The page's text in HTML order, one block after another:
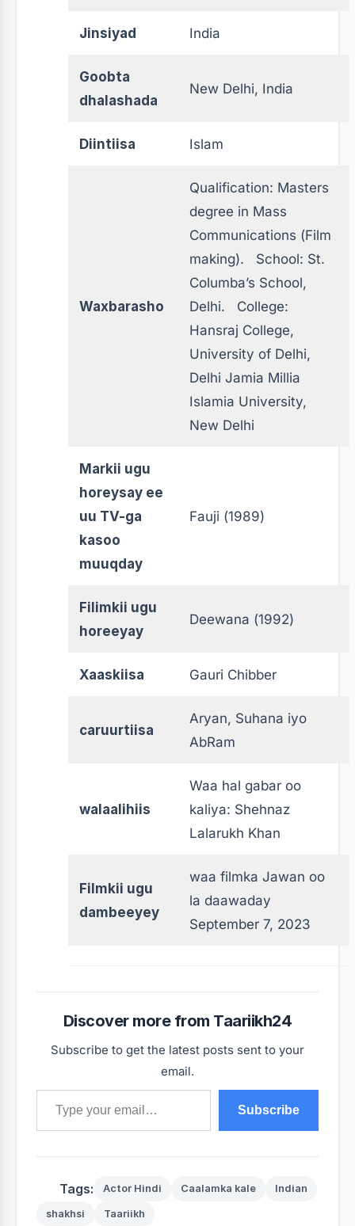
Jinsiyad India
Goobta
dhalashada
New Delhi, India
Diintiisa Islam
Waxbarasho
Qualification: Masters
degree in Mass
Communications (Film
making). School: St.
Columba’s School,
Delhi. College:
Hansraj College,
University of Delhi,
Delhi Jamia Millia
Islamia University,
New Delhi
Markii ugu
horeysay ee
uu TV-ga
kasoo
muuqday
Fauji (1989)
Filimkii ugu
horeeyay
Deewana (1992)
Xaaskiisa Gauri Chibber
caruurtiisa
Aryan, Suhana iyo
AbRam
walaalihiis
Waa hal gabar oo
kaliya: Shehnaz
Lalarukh Khan
Filmkii ugu
dambeeyey
waa filmka Jawan oo
la daawaday
September 7, 2023
Discover more from Taariikh24
Subscribe to get the latest posts sent to your
email.
Type your email…
Subscribe
Tags: Actor Hindi Caalamka kale Indian
shakhsi Taariikh